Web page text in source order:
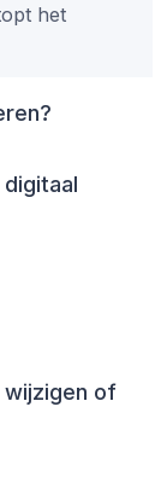
het
wijzigen of